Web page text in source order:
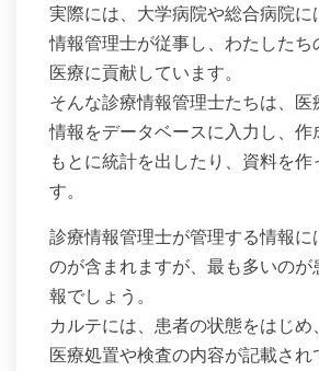
実際には、大学病院や総合病院に
情報管理士が従事し、わたしたち
医療に貢献しています。
そんな診療情報管理士たちは、医
情報をデータベースに入力し、作
もとに統計を出したり、資料を作
す。
診療情報管理士が管理する情報に
のが含まれますが、最も多いのが
報でしょう。
カルテには、患者の状態をはじめ
医療処置や検査の内容が記載され